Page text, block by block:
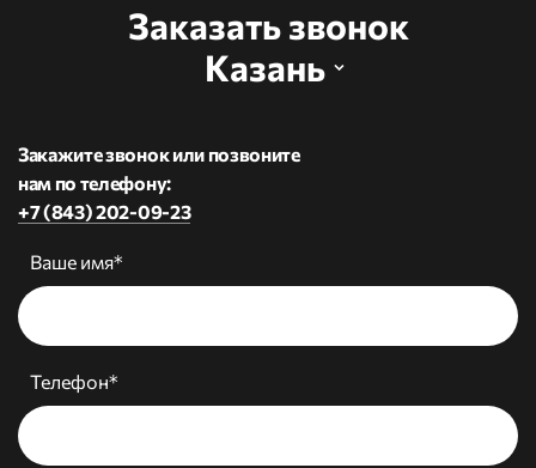
Заказать звонок
Казань
Закажите звонок или позвоните
нам по телефону:
+7 (843) 202-09-23
Ваше имя*
Телефон*